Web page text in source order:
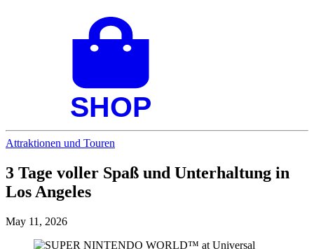
Attraktionen und Touren
3 Tage voller Spaß und Unterhaltung in
Los Angeles
May 11, 2026